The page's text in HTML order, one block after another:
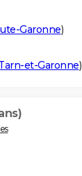
Garonne)
et-Garonne)